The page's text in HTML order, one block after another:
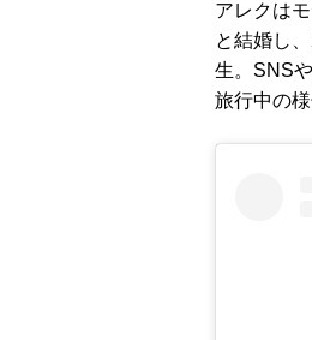
アレクは
と結婚し
生。SNS
旅行中の